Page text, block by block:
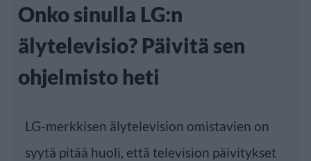
Onko sinulla LG:n
älytelevisio? Päivitä sen
ohjelmisto heti
LG-merkkisen älytelevision omistavien on
syytä pitää huoli, että television päivitykset